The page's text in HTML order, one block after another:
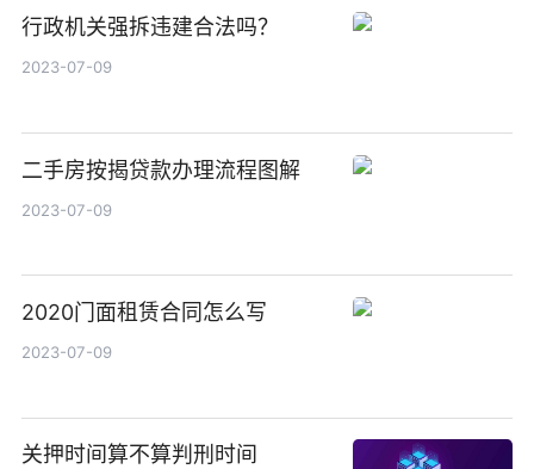
行政机关强拆违建合法吗？
2023-07-09
二手房按揭贷款办理流程图解
2023-07-09
2020门面租赁合同怎么写
2023-07-09
关押时间算不算判刑时间